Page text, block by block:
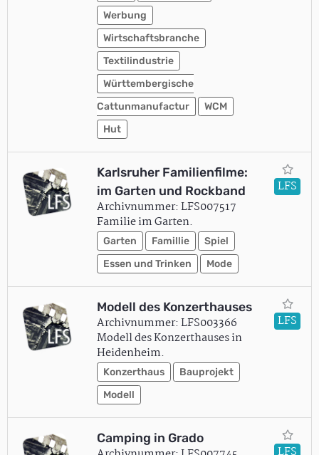
Werbung
Wirtschaftsbranche
Textilindustrie
Württembergische
Cattunmanufactur
WCM
Hut
Karlsruher Familienfilme:
im Garten und Rockband
Archivnummer: LFS007517
Familie im Garten.
Garten Famillie
Spiel
Essen und Trinken
Mode
LFS
Modell des Konzerthauses
Archivnummer: LFS003366
Modell des Konzerthauses in
Heidenheim.
Konzerthaus
Bauprojekt
Modell
LFS
Camping in Grado